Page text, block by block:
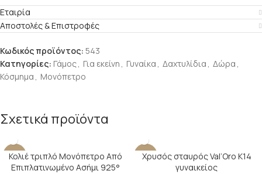
Εταιρία
Αποστολές & Επιστροφές
Κωδικός προϊόντος: 543
Κατηγορίες: Γάμος, Για εκείνη , Γυναίκα , Δαχτυλίδια , Δώρα ,
Κόσμημα , Μονόπετρο
Σχετικά προϊόντα
-22%
Κολιέ τριπλό Μονόπετρο Από
Επιπλατινωμένο Ασήμι 925°
-14%
Χρυσός σταυρός Val’Oro Κ14
γυναικείος